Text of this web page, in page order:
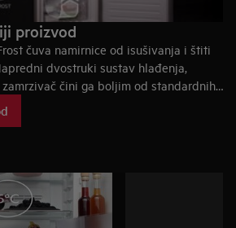
proizvod
čuva namirnice od isušivanja i štiti
dvostruki sustav hlađenja,
čini ga boljim od standardnih